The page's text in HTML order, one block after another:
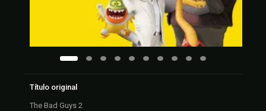
Título original
The Bad Guys 2